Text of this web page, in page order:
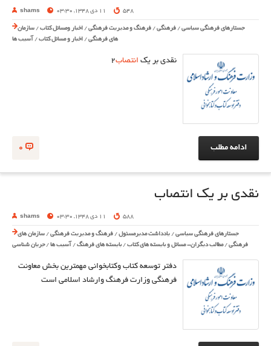
shams 11 دی 1348, 03:30 548
جستارهای فرهنگی سیاسی / فرهنگی / فرهنگ و مدیریت فرهنگی / اخبار ومسائل کتاب / سازمان
های فرهنگی / اخبار و مسائل کتاب / آسیب ها
نقدی بر یک انتصاب2
0 ادامه مطلب
نقدی بر یک انتصاب
shams 11 دی 1348, 03:30 588
جستارهای فرهنگی سیاسی / یادداشت مدیرمسئول / فرهنگ و مدیریت فرهنگی / سازمان های
فرهنگی /مطالب دیگران- مسائل و بایسته های کتاب /بایسته های فرهنگ / آسیب ها /جریان شناسی
دفتر توسعه کتاب وکتابخوانی مهمترین بخش معاونت
فرهنگی وزارت فرهنگ وارشاد اسلامی است